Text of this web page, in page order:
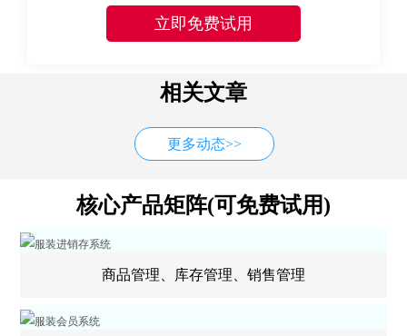
相关文章
更多动态>>
核心产品矩阵(可免费试用)
商品管理、库存管理、销售管理